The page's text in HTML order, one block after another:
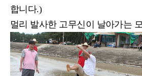
합니다.)
멀리 발사한 고무신이 날아가는